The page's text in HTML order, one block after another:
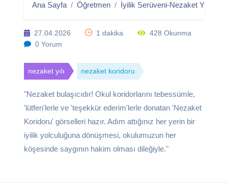
Ana Sayfa Öğretmen İyilik Serüveni-Nezaket Yılı
27.04.2026 1 dakika
428 Okunma
0 Yorum
nezaket yılı nezaket koridoru
"Nezaket bulaşıcıdır! Okul koridorlarını tebessümle,
'lütfen'lerle ve 'teşekkür ederim'lerle donatan 'Nezaket
Koridoru' görselleri hazır. Adım attığınız her yerin bir
iyilik yolculuğuna dönüşmesi, okulumuzun her
köşesinde saygının hakim olması dileğiyle."